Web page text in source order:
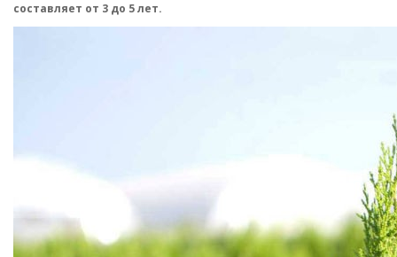
составляет от 3 до 5 лет.